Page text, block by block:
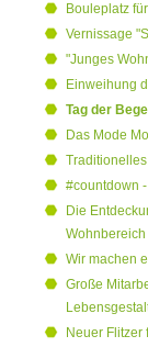
Bouleplatz
Vernissage
"Junges
Einweihung
Tag der
Das Mode
#countdown
Die
Wohnbereich
Wir machen
Große
Neuer Flitzer